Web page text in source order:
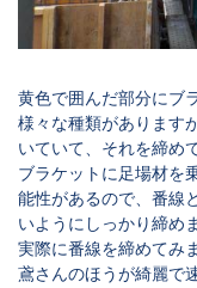
黄色で囲んだ部分にブ
様々な種類があります
いていて、それを締め
ブラケットに足場材を
能性があるので、 番線
いようにしっかり締め
実際に番線を締めてみ
鳶さんのほうが綺麗で